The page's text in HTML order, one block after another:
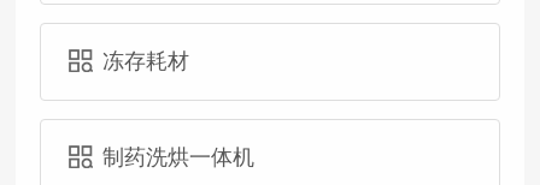
冻存耗材
制药洗烘一体机